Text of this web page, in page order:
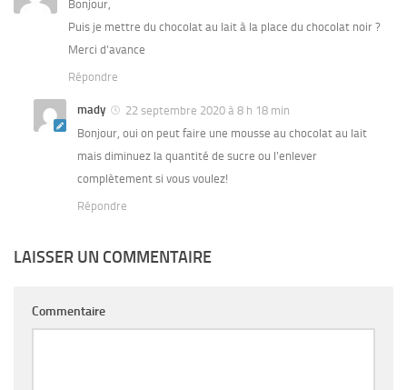
Bonjour,
Puis je mettre du chocolat au lait à la place du chocolat noir ?
Merci d’avance
Répondre
mady
22 septembre 2020 à 8 h 18 min
Bonjour, oui on peut faire une mousse au chocolat au lait
mais diminuez la quantité de sucre ou l’enlever
complètement si vous voulez!
Répondre
LAISSER UN COMMENTAIRE
Commentaire